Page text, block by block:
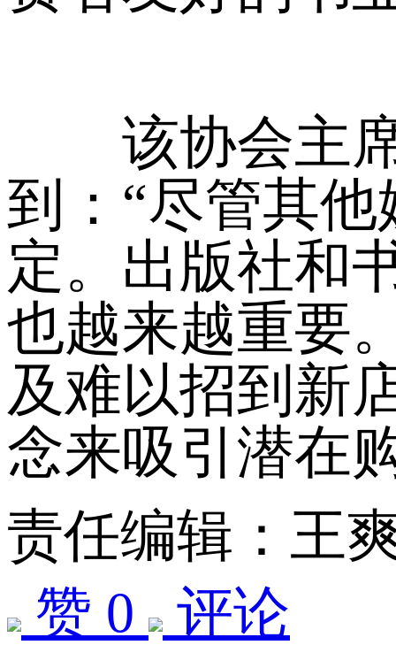
该协会主席
到：“尽管其
定。出版社和
也越来越重要
及难以招到新
念来吸引潜在
责任编辑：王
赞 0
评论